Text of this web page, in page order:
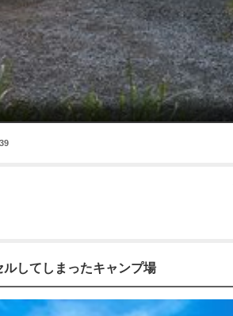
39
してしまったキャンプ場